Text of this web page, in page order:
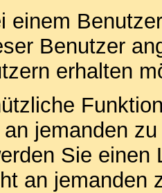
einem
Benutzer
erhalten
jemanden
Sie
an jemanden